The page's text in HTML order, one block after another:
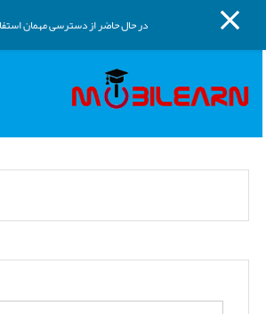
پرش به محتوای اصلی
پنل کناری در حال حاضر از دسترسی مهمان